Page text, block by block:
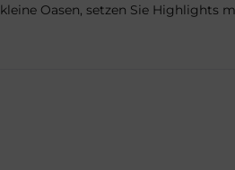
Oasen, setzen Sie Highlights